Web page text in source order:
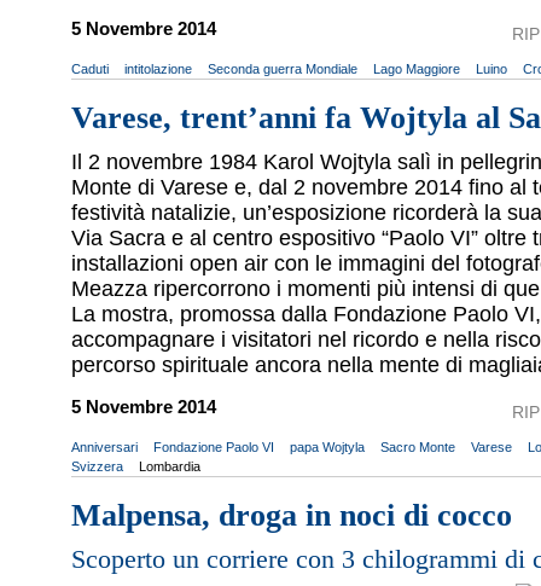
5 Novembre 2014
Caduti intitolazione Seconda guerra Mondiale Lago Maggiore Luino
Varese, trent’anni fa Wojtyla al
Il 2 novembre 1984 Karol Wojtyla salì in
Monte di Varese e, dal 2 novembre 2014 fino al
festività natalizie, un’esposizione ricorderà la
Via Sacra e al centro espositivo “Paolo VI” oltre
installazioni open air con le immagini del
Meazza ripercorrono i momenti più intensi di
La mostra, promossa dalla Fondazione Paolo
accompagnare i visitatori nel ricordo e nella
percorso spirituale ancora nella mente di
5 Novembre 2014
Anniversari Fondazione Paolo VI papa Wojtyla Sacro Monte Varese
Svizzera
Lombardia
Malpensa, droga in noci di cocco
Scoperto un corriere con 3 chilogrammi di